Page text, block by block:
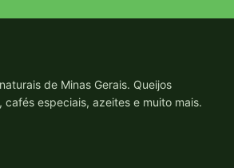
de Minas Gerais. Queijos
cafés especiais, azeites e muito mais.